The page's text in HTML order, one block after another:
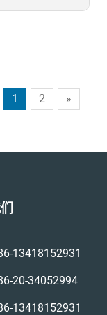
1 2 »
13418152931
20-34052994
13418152931